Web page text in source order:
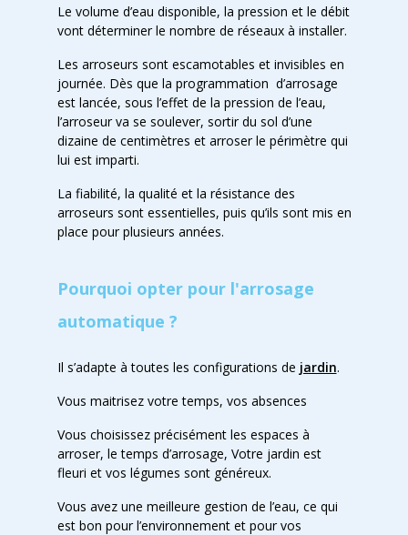
Le volume d’eau disponible, la pression et le débit
vont déterminer le nombre de réseaux à installer.
Les arroseurs sont escamotables et invisibles en
journée. Dès que la programmation d’arrosage
est lancée, sous l’effet de la pression de l’eau,
l’arroseur va se soulever, sortir du sol d’une
dizaine de centimètres et arroser le périmètre qui
lui est imparti.
La fiabilité, la qualité et la résistance des
arroseurs sont essentielles, puis qu’ils sont mis en
place pour plusieurs années.
Pourquoi opter pour l'arrosage
automatique ?
Il s’adapte à toutes les configurations de jardin.
Vous maitrisez votre temps, vos absences
Vous choisissez précisément les espaces à
arroser, le temps d’arrosage, Votre jardin est
fleuri et vos légumes sont généreux.
Vous avez une meilleure gestion de l’eau, ce qui
est bon pour l’environnement et pour vos